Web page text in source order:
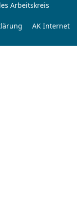
Arbeitskreis
AK Internet